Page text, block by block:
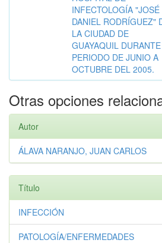
INFECTOLOGÍA "JOSÉ
DANIEL RODRÍGUEZ"
LA CIUDAD DE
GUAYAQUIL
PERIODO DE JUNIO A
OCTUBRE DEL 2005.
Otras opciones
Autor
ÁLAVA NARANJO, JUAN CARLOS
Título
INFECCIÓN
PATOLOGÍA/ENFERMEDADES